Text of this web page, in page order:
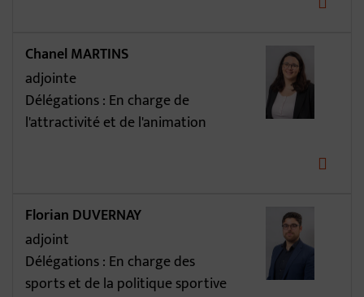
Chanel MARTINS
adjointe
Délégations : En charge de
l'attractivité et de l'animation
Florian DUVERNAY
adjoint
Délégations : En charge des
sports et de la politique sportive